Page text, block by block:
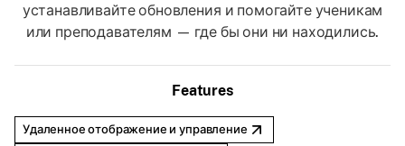
устанавливайте обновления и помогайте ученикам
или преподавателям — где бы они ни находились.
Features
Удаленное отображение и управление